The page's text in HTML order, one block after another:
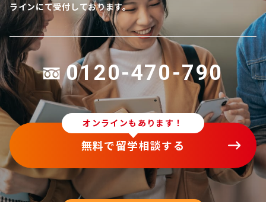
ラインにて受付しております。
0120-470-790
オンラインもあります！
無料で留学相談する